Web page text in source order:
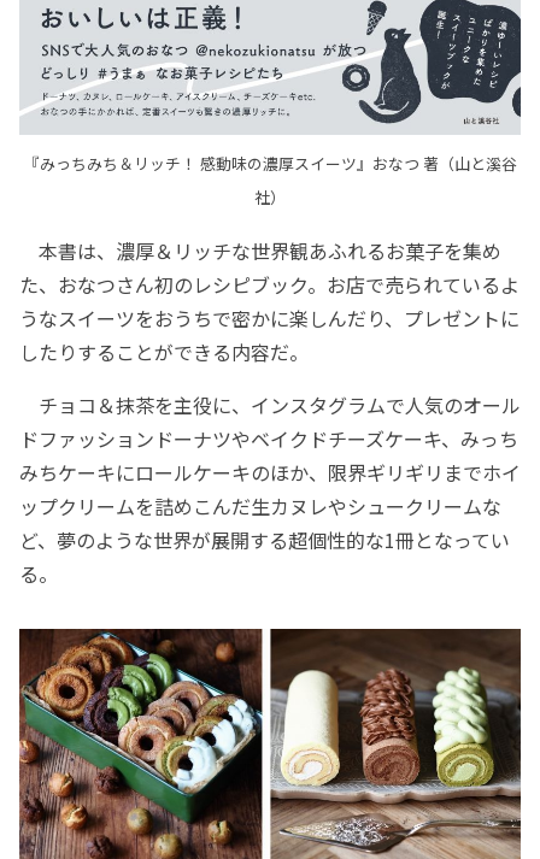
『みっちみち＆リッチ！ 感動味の濃厚スイーツ』おなつ 著（山と溪谷
社）
本書は、濃厚＆リッチな世界観あふれるお菓子を集め
た、おなつさん初のレシピブック。お店で売られているよ
うなスイーツをおうちで密かに楽しんだり、プレゼントに
したりすることができる内容だ。
チョコ＆抹茶を主役に、インスタグラムで人気のオール
ドファッションドーナツやベイクドチーズケーキ、みっち
みちケーキにロールケーキのほか、限界ギリギリまでホイ
ップクリームを詰めこんだ生カヌレやシュークリームな
ど、夢のような世界が展開する超個性的な1冊となってい
る。